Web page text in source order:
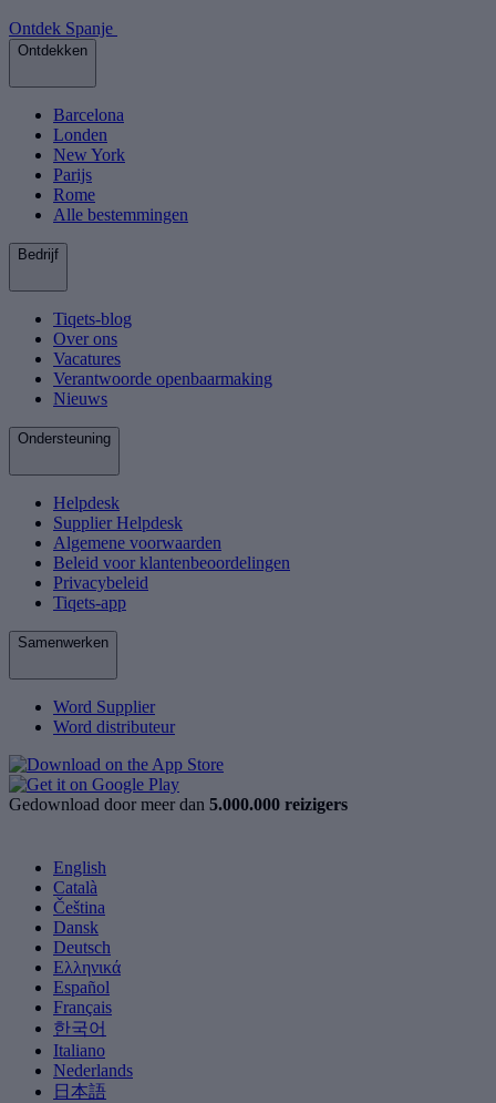
Ontdek Spanje
Ontdekken
Barcelona
Londen
New York
Parijs
Rome
Alle bestemmingen
Bedrijf
Tiqets-blog
Over ons
Vacatures
Verantwoorde openbaarmaking
Nieuws
Ondersteuning
Helpdesk
Supplier Helpdesk
Algemene voorwaarden
Beleid voor klantenbeoordelingen
Privacybeleid
Tiqets-app
Samenwerken
Word Supplier
Word distributeur
Gedownload door meer dan 5.000.000 reizigers
English
Català
Čeština
Dansk
Deutsch
Ελληνικά
Español
Français
한국어
Italiano
Nederlands
日本語